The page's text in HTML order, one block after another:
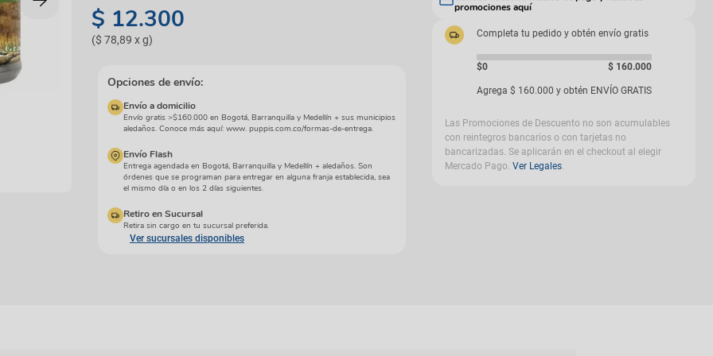
Cuidados especiales
$ 12.300
($ 78,89 xg)
Opciones de envío:
Envío a domicilio
Envío gratis >$160.000 en Bogotá, Barranquilla y Medellín + sus municipios
aledaños. Conoce más aquí: www. puppis.com.co/formas-de-entrega.
Envío Flash
Entrega agendada en Bogotá, Barranquilla y Medellín + aledaños. Son
órdenes que se programan para entregar en alguna franja establecida, sea
el mismo día o en los 2 días siguientes.
Retiro en Sucursal
Retira sin cargo en tu sucursal preferida.
Ver sucursales disponibles
promociones aquí
Completa tu pedido y obtén envío gratis
$0 $ 160.000
Agrega $ 160.000 y obtén ENVÍO GRATIS
Las Promociones de Descuento no son acumulables
con reintegros bancarios o con tarjetas no
bancarizadas. Se aplicarán en el checkout al elegir
Mercado Pago. Ver Legales.